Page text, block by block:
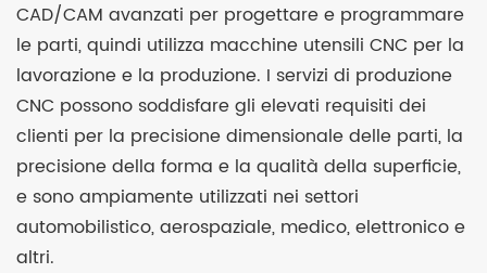
CAD/CAM avanzati per progettare e programmare
le parti, quindi utilizza macchine utensili CNC per la
lavorazione e la produzione. I servizi di produzione
CNC possono soddisfare gli elevati requisiti dei
clienti per la precisione dimensionale delle parti, la
precisione della forma e la qualità della superficie,
e sono ampiamente utilizzati nei settori
automobilistico, aerospaziale, medico, elettronico e
altri.